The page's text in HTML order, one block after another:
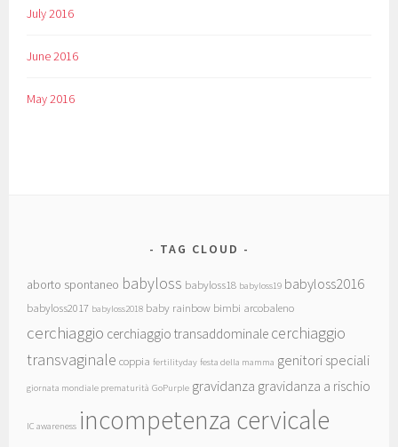
July 2016
June 2016
May 2016
TAG CLOUD
aborto spontaneo babyloss babyloss18 babyloss19 babyloss2016
babyloss2017 babyloss2018 baby rainbow bimbi arcobaleno
cerchiaggio cerchiaggio transaddominale cerchiaggio
transvaginale coppia fertilityday festa della mamma genitori speciali
giornata mondiale prematurità GoPurple gravidanza gravidanza a rischio
IC awareness incompetenza cervicale